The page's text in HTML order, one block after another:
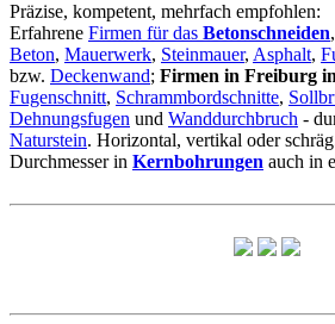
Präzise, kompetent, mehrfach empfohlen:
Erfahrene Firmen für das Betonschneiden
Beton, Mauerwerk, Steinmauer, Asphalt,
bzw. Deckenwand; Firmen in Freiburg
Fugenschnitt, Schrammbordschnitte,
Dehnungsfugen und Wanddurchbruch -
Naturstein. Horizontal, vertikal oder
Durchmesser in Kernbohrungen auch in